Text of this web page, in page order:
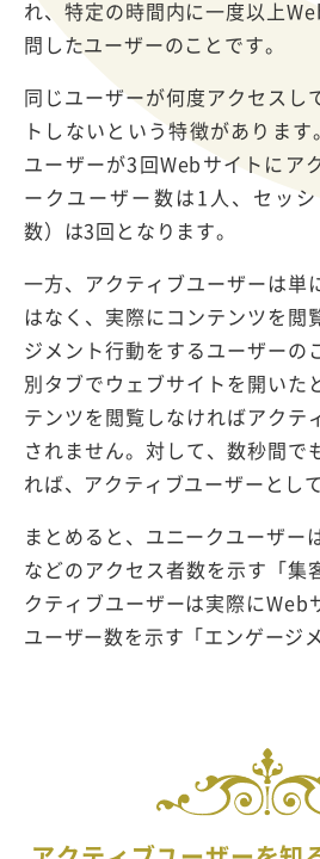
れ、特定の時間内に一度以上
問したユーザーのことです。
同じユーザーが何度アクセスし
トしないという特徴がありま
ユーザーが3回Webサイトにア
ークユーザー数は1人、セッ
数）は3回となります。
一方、アクティブユーザーは単
はなく、実際にコンテンツを閲
ジメント行動をするユーザーの
別タブでウェブサイトを開いた
テンツを閲覧しなければアクテ
されません。対して、数秒間で
れば、アクティブユーザーとし
まとめると、ユニークユーザー
などのアクセス者数を示す「集
クティブユーザーは実際にWeb
ユーザー数を示す「エンゲージ